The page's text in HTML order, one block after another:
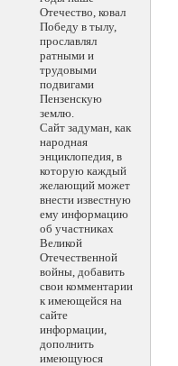
Отечество, ковал
Победу в тылу,
прославлял
ратными и
трудовыми
подвигами
Пензенскую
землю.
Сайт задуман, как
народная
энциклопедия, в
которую каждый
желающий может
внести известную
ему информацию
об участниках
Великой
Отечественной
войны, добавить
свои комментарии
к имеющейся на
сайте
информации,
дополнить
имеющуюся